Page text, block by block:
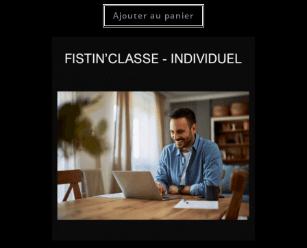
Ajouter au panier